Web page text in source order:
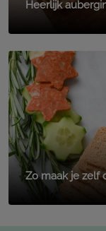
Heerlijk
Zo maak je zelf